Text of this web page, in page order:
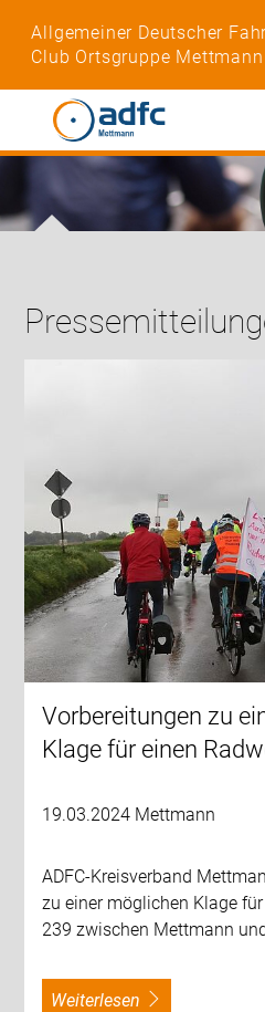
Allgemeiner Deutscher
Club Ortsgruppe Mettmann
Vorbereitungen zu
Klage für einen
19.03.2024 Mettmann
ADFC-Kreisverband
zu einer möglichen Klage für
239 zwischen Mettmann
weiterlesen